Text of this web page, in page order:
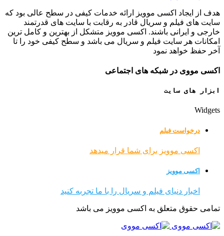
هدف از ایجاد اکسی موویز ارائه خدمات کیفی در سطح عالی بود که
سایت های فیلم و سریال قادر به رقابت با سایت های قدرتمند
خارجی و ایرانی باشند. اکسی موویز متشکل از بهترین و کامل ترین
امکانات هر سایت فیلم و سریال می باشد و سطح کیفی خود را تا
آخر حفظ خواهد نمود
اکسی مووی در شبکه های اجتماعی
ابزار های سایت
Widgets
درخواست فیلم
اکسی موویز برای شما قرار میدهد
اکسی موویز
اخبار دنیای فیلم و سریال را با ما تجربه کنید
تمامی حقوق متعلق به اکسی موویز می باشد